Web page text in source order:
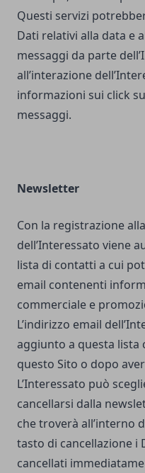
Questi servizi
Dati relativi alla data e
messaggi da parte
all’interazione
informazioni sui click
messaggi.
Newsletter
Con la registrazione
dell’Interessato viene
lista di contatti a cui
email contenenti
commerciale e
L’indirizzo email
aggiunto a questa lista
questo Sito o dopo
L’Interessato può
cancellarsi dalla
che troverà all’interno
tasto di cancellazione i
cancellati